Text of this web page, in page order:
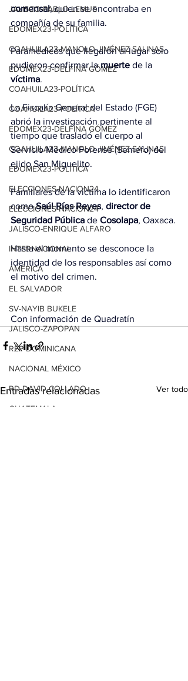
JALISCO-PABLO LEMUS
EDOMEX23-POLÍTICA
COAHUILA23-MANOLO JIMÉNEZ SALINAS
EDOMEX23-DELFINA GÓMEZ
COAHUILA23-POLÍTICA
COAHUILA23-POLÍTICA
EDOMEX23-DELFINA GÓMEZ
COAHUILA23-MANOLO JIMÉNEZ SALINAS
EDOMEX23-POLÍTICA
ELECCIONES-NACION24
ELECCIONES-NACION24
JALISCO-ENRIQUE ALFARO
INTERNACIONAL
AMÉRICA
EL SALVADOR
SV-NAYIB BUKELE
JALISCO-ZAPOPAN
REP DOMINICANA
NACIONAL MÉXICO
RD-DAVID COLLADO
GUATEMALA
comensal, quien se encontraba en
compañía de su familia.
Paramédicos que llegaron al lugar solo
pudieron confirmar la muerte de la
víctima.
La Fiscalía General del Estado (FGE)
abrió la investigación pertinente al
tiempo que trasladó el cuerpo al
Servicio Médico Forense (Semefo) del
ejido San Miguelito.
Familiares de la víctima lo identificaron
como Saúl Ríos Reyes, director de
Seguridad Pública de Cosolapa, Oaxaca.
Hasta el momento se desconoce la
identidad de los responsables así como
el motivo del crimen.
Con información de Quadratín
Entradas relacionadas Ver todo